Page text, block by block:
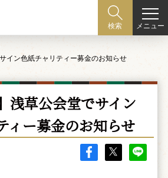
検索 メニュー
イン色紙チャリティー募金のお知らせ
浅草公会堂でサイン
ィー募金のお知らせ